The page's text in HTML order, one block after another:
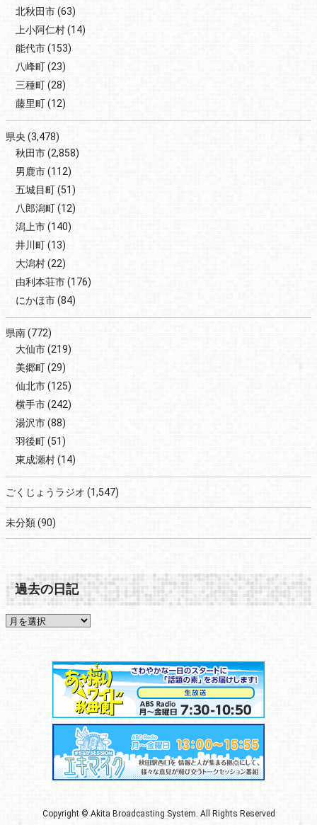
北秋田市(63)
上小阿仁村(14)
能代市(153)
八峰町(23)
三種町(28)
藤里町(12)
県央 (3,478)
秋田市(2,858)
男鹿市(112)
五城目町(51)
八郎潟町(12)
潟上市(140)
井川町(13)
大潟村(22)
由利本荘市(176)
にかほ市(84)
県南(772)
大仙市(219)
美郷町(29)
仙北市(125)
横手市(242)
湯沢市(88)
羽後町(51)
東成瀬村(14)
ごくじょうラジオ (1,547)
未分類(90)
過去の日記
Copyright © Akita Broadcasting System. All Rights Reserved